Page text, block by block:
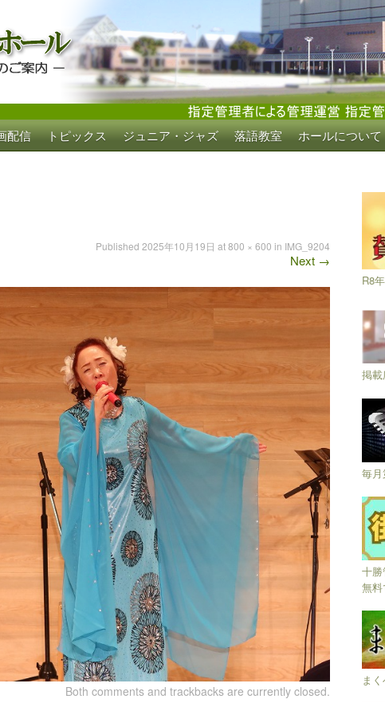
ール
配信 トピックス ジュニア・ジャズ 落語教室 ホールについて
Published 2025年10月19日 at800 × 600 in IMG_9204
Next →
Both comments and trackbacks are currently closed.
R8
掲載
毎月
十
無料
ま